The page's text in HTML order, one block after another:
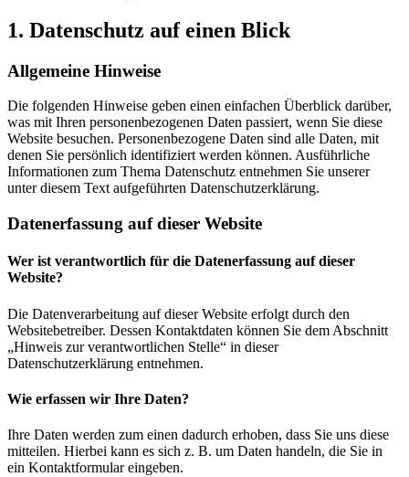
1. Datenschutz auf einen Blick
Allgemeine Hinweise
Die folgenden Hinweise geben einen einfachen Überblick darüber,
was mit Ihren personenbezogenen Daten passiert, wenn Sie diese
Website besuchen. Personenbezogene Daten sind alle Daten, mit
denen Sie persönlich identifiziert werden können. Ausführliche
Informationen zum Thema Datenschutz entnehmen Sie unserer
unter diesem Text aufgeführten Datenschutzerklärung.
Datenerfassung auf dieser Website
Wer ist verantwortlich für die Datenerfassung auf dieser
Website?
Die Datenverarbeitung auf dieser Website erfolgt durch den
Websitebetreiber. Dessen Kontaktdaten können Sie dem Abschnitt
„Hinweis zur verantwortlichen Stelle“ in dieser
Datenschutzerklärung entnehmen.
Wie erfassen wir Ihre Daten?
Ihre Daten werden zum einen dadurch erhoben, dass Sie uns diese
mitteilen. Hierbei kann es sich z. B. um Daten handeln, die Sie in
ein Kontaktformular eingeben.